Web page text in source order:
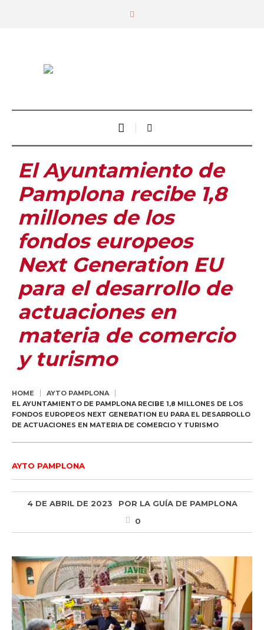
El Ayuntamiento de
Pamplona recibe 1,8
millones de los
fondos europeos
Next Generation EU
para el desarrollo de
actuaciones en
materia de comercio
y turismo
HOME
AYTO PAMPLONA
EL AYUNTAMIENTO DE PAMPLONA RECIBE 1,8 MILLONES DE LOS
FONDOS EUROPEOS NEXT GENERATION EU PARA EL DESARROLLO
DE ACTUACIONES EN MATERIA DE COMERCIO Y TURISMO
AYTO PAMPLONA
4 DE ABRIL DE 2023 POR LA GUÍA DE PAMPLONA
0